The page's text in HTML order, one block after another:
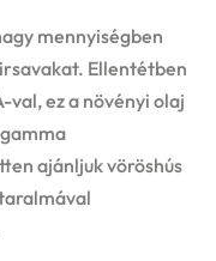
mennyiségben
Ellentétben
val, ez a növényi olaj
ajánljuk vöröshús